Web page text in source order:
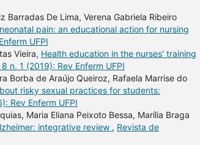
Barradas De Lima, Verena Gabriela Ribeiro
pain: an educational action for nursing
UFPI
Vieira, Health education in the nurses' training
n. 1 (2019): Rev Enferm UFPI
Borba de Araújo Queiroz, Rafaela Marrise do
risky sexual practices for students:
Rev Enferm UFPI
Maria Eliana Peixoto Bessa, Marília Braga
integrative review , Revista de